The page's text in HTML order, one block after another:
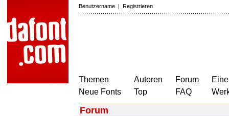
Benutzername | Registrieren
Themen
Neue Fonts
Autoren
Top
Forum
FAQ
Forum